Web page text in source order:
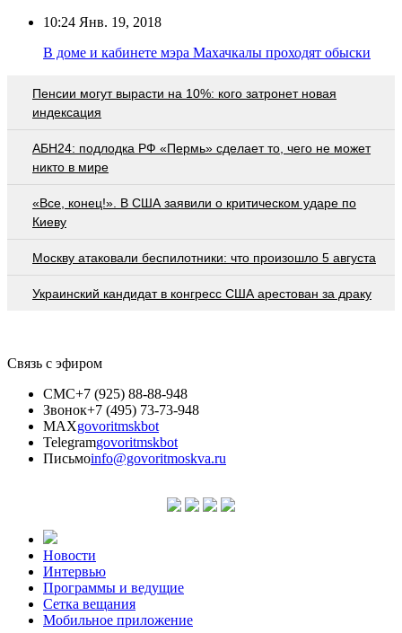
10:24 Янв. 19, 2018
В доме и кабинете мэра Махачкалы проходят обыски
Пенсии могут вырасти на 10%: кого затронет новая
индексация
АБН24: подлодка РФ «Пермь» сделает то, чего не может
никто в мире
«Все, конец!». В США заявили о критическом ударе по
Киеву
Москву атаковали беспилотники: что произошло 5 августа
Украинский кандидат в конгресс США арестован за драку
Связь с эфиром
СМС+7 (925) 88-88-948
Звонок+7 (495) 73-73-948
MAXgovoritmskbot
Telegramgovoritmskbot
Письмоinfo@govoritmoskva.ru
Новости
Интервью
Программы и ведущие
Сетка вещания
Мобильное приложение